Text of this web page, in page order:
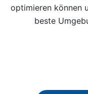
optimieren können
beste